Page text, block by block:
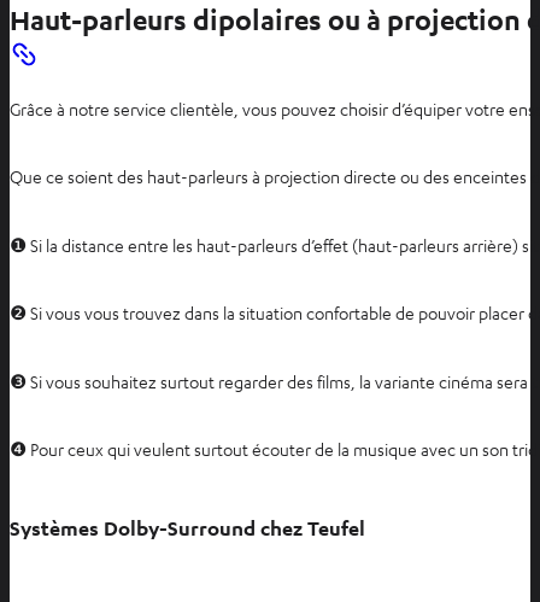
Haut-parleurs dipolaires ou à projection
Grâce à notre service clientèle, vous pouvez choisir d’équiper votre
Que ce soient des haut-parleurs à projection directe ou des enceintes
❶ Si la distance entre les haut-parleurs d’effet (haut-parleurs arrière)
❷ Si vous vous trouvez dans la situation confortable de pouvoir placer
❸ Si vous souhaitez surtout regarder des films, la variante cinéma
❹ Pour ceux qui veulent surtout écouter de la musique avec un son
Systèmes Dolby-Surround chez Teufel